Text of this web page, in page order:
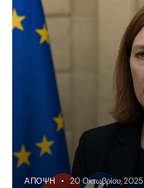
ΆΠΟΨΗ 20 Οκτωβρίου, 2025